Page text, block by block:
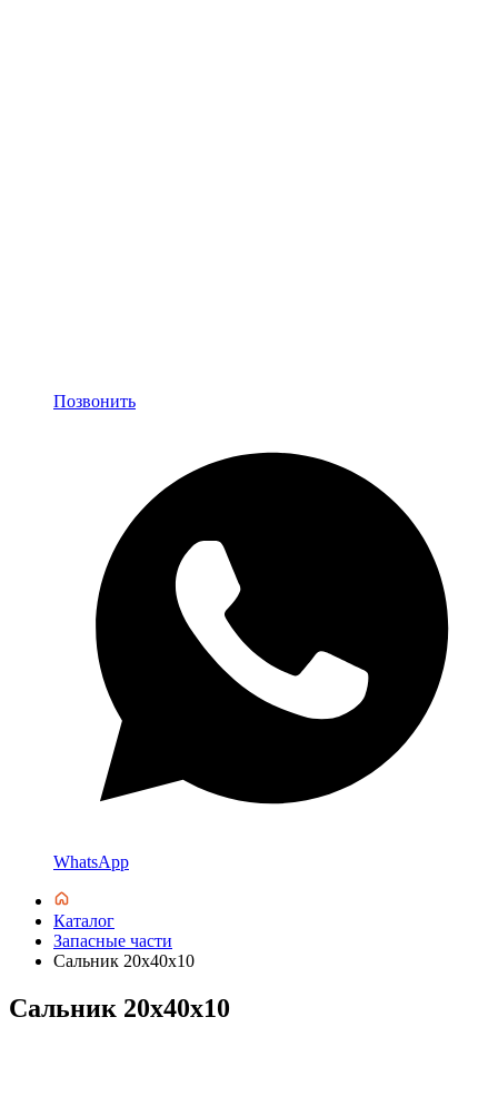
Позвонить
WhatsApp
Каталог
Запасные части
Сальник 20х40х10
Сальник 20х40х10